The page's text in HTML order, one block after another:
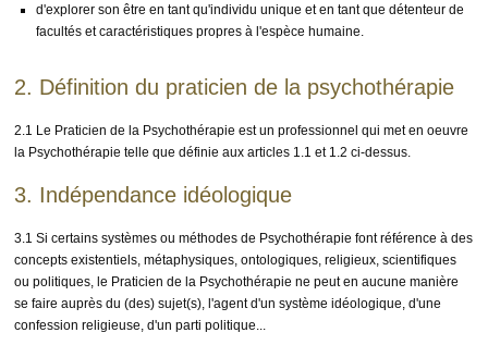
d'explorer son être en tant qu'individu unique et en tant que détenteur de
facultés et caractéristiques propres à l'espèce humaine.
2. Définition du praticien de la psychothérapie
2.1 Le Praticien de la Psychothérapie est un professionnel qui met en oeuvre
la Psychothérapie telle que définie aux articles 1.1 et 1.2 ci-dessus.
3. Indépendance idéologique
3.1 Si certains systèmes ou méthodes de Psychothérapie font référence à des
concepts existentiels, métaphysiques, ontologiques, religieux, scientifiques
ou politiques, le Praticien de la Psychothérapie ne peut en aucune manière
se faire auprès du (des) sujet(s), l'agent d'un système idéologique, d'une
confession religieuse, d'un parti politique...